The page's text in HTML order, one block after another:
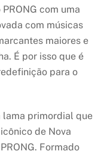
com uma
com músicas
maiores e
É por isso que é
para o
lama primordial que
de Nova
Formado